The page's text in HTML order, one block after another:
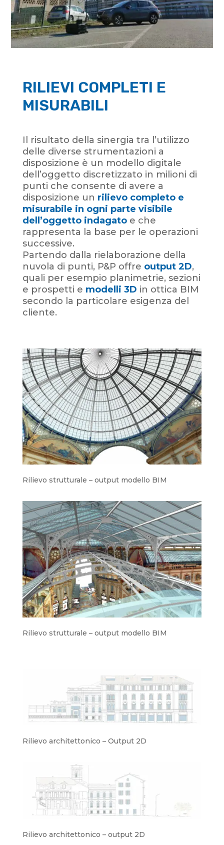
RILIEVI COMPLETI E
MISURABILI
Il risultato della sinergia tra l’utilizzo
delle diverse strumentazioni a
disposizione è un modello digitale
dell’oggetto discretizzato in milioni di
punti che consente di avere a
disposizione un rilievo completo e
misurabile in ogni parte visibile
dell’oggetto indagatoe che
rappresenta la base per le operazioni
successive.
Partendo dalla rielaborazione della
nuvola di punti, P&P offre output 2D,
quali per esempio planimetrie, sezioni
e prospetti e modelli 3D in ottica BIM
secondo la particolare esigenza del
cliente.
Rilievo strutturale – output modello BIM
Rilievo strutturale – output modello BIM
Rilievo architettonico – Output 2D
Rilievo architettonico – output 2D